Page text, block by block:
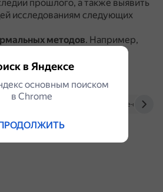
прошлого, а также выявить
исследованиям следующих
методов. Например,
логики, теории игр,
а также корпусных и
методов.
science-
в Яндексе
основным поиском
в Сhrome